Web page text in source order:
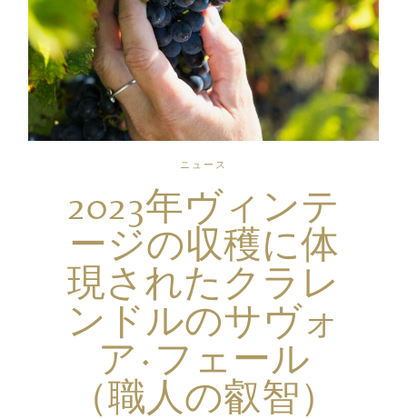
ニュース
2023年ヴィンテ
ージの収穫に体
現されたクラレ
ンドルのサヴォ
ア·フェール
（職人の叡智）